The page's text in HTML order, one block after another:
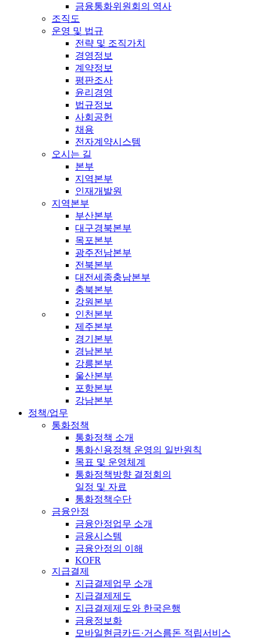
금융통화위원회의 역사
조직도
운영 및 법규
전략 및 조직가치
경영정보
계약정보
평판조사
윤리경영
법규정보
사회공헌
채용
전자계약시스템
오시는 길
본부
지역본부
인재개발원
지역본부
부산본부
대구경북본부
목포본부
광주전남본부
전북본부
대전세종충남본부
충북본부
강원본부
인천본부
제주본부
경기본부
경남본부
강릉본부
울산본부
포항본부
강남본부
정책/업무
통화정책
통화정책 소개
통화신용정책 운영의 일반원칙
목표 및 운영체계
통화정책방향 결정회의
일정 및 자료
통화정책수단
금융안정
금융안정업무 소개
금융시스템
금융안정의 이해
KOFR
지급결제
지급결제업무 소개
지급결제제도
지급결제제도와 한국은행
금융정보화
모바일현금카드·거스름돈 적립서비스